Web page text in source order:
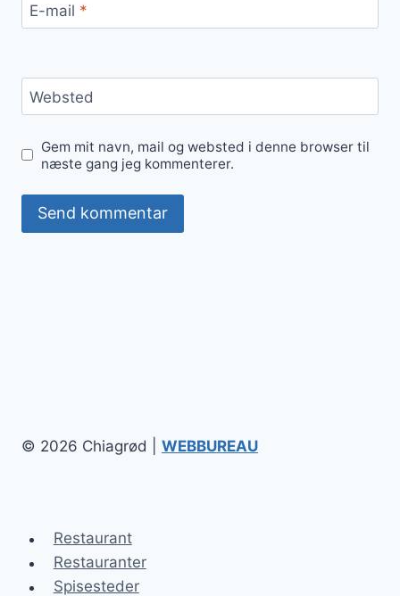
E-mail *
Websted
Gem mit navn, mail og websted i denne browser til
næste gang jeg kommenterer.
© 2026 Chiagrød | WEBBUREAU
Restaurant
Restauranter
Spisesteder